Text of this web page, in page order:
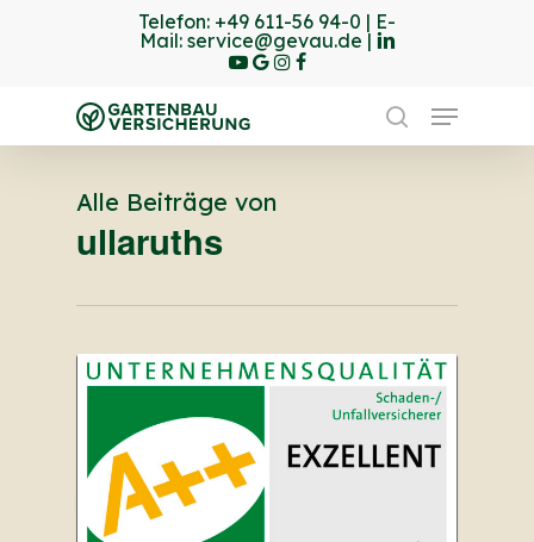
content
Telefon: +49 611-56 94-0 | E-
Mail: service@gevau.de | linkedin
youtube
google-
plus
instagram
Facebook
search
Menu
Alle Beiträge von
ullaruths